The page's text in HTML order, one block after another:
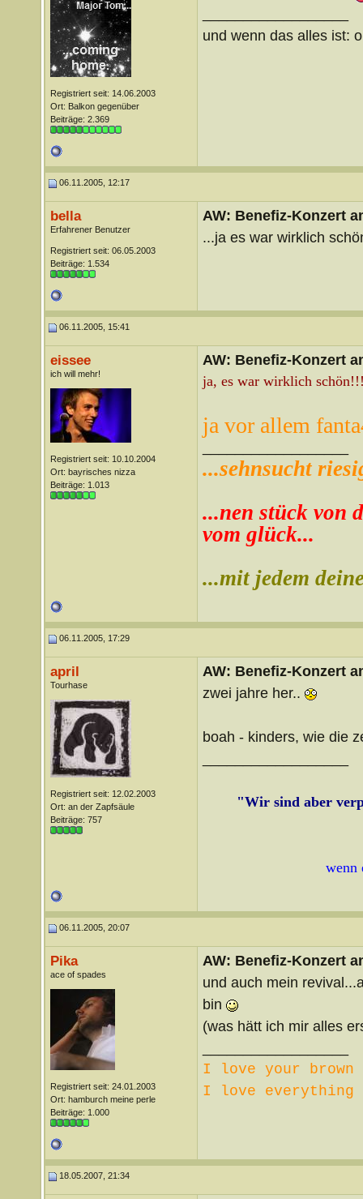
Registriert seit: 14.06.2003
Ort: Balkon gegenüber
Beiträge: 2.369
und wenn das alles ist:
06.11.2005, 12:17
bella
Erfahrener Benutzer
Registriert seit: 06.05.2003
Beiträge: 1.534
AW: Benefiz-Konzert
...ja es war wirklich
06.11.2005, 15:41
eissee
ich will mehr!
Registriert seit: 10.10.2004
Ort: bayrisches nizza
Beiträge: 1.013
AW: Benefiz-Konzert
ja, es war wirklich
ja vor allem
...sehnsucht
...nen stück von
vom glück...
...mit jedem
06.11.2005, 17:29
april
Tourhase
Registriert seit: 12.02.2003
Ort: an der Zapfsäule
Beiträge: 757
AW: Benefiz-Konzert
zwei jahre her..
boah - kinders, wie die
"Wir sind aber
wenn
06.11.2005, 20:07
Pika
ace of spades
Registriert seit: 24.01.2003
Ort: hamburch meine perle
Beiträge: 1.000
AW: Benefiz-Konzert
und auch mein
bin
(was hätt ich mir alles
I love your
I love everything
18.05.2007, 21:34